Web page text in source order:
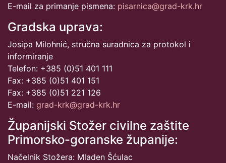
E-mail za primanje pismena: pisarnica@grad-krk.hr
Gradska uprava:
Josipa Milohnić, stručna suradnica za protokol i
informiranje
Telefon: +385 (0)51 401 111
Fax: +385 (0)51 401 151
Fax: +385 (0)51 221 126
E-mail: grad-krk@grad-krk.hr
Županijski Stožer civilne zaštite
Primorsko-goranske županije:
Načelnik Stožera: Mladen Šćulac